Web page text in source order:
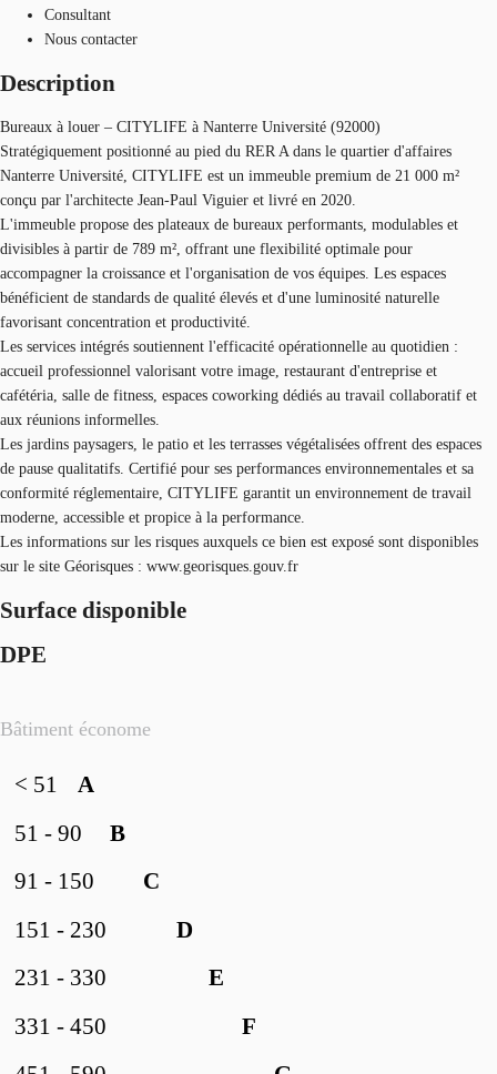
Consultant
Nous contacter
Description
Bureaux à louer – CITYLIFE à Nanterre Université (92000)
Stratégiquement positionné au pied du RER A dans le quartier d'affaires
Nanterre Université, CITYLIFE est un immeuble premium de 21 000 m²
conçu par l'architecte Jean-Paul Viguier et livré en 2020.
L'immeuble propose des plateaux de bureaux performants, modulables et
divisibles à partir de 789 m², offrant une flexibilité optimale pour
accompagner la croissance et l'organisation de vos équipes. Les espaces
bénéficient de standards de qualité élevés et d'une luminosité naturelle
favorisant concentration et productivité.
Les services intégrés soutiennent l'efficacité opérationnelle au quotidien :
accueil professionnel valorisant votre image, restaurant d'entreprise et
cafétéria, salle de fitness, espaces coworking dédiés au travail collaboratif et
aux réunions informelles.
Les jardins paysagers, le patio et les terrasses végétalisées offrent des espaces
de pause qualitatifs. Certifié pour ses performances environnementales et sa
conformité réglementaire, CITYLIFE garantit un environnement de travail
moderne, accessible et propice à la performance.
Les informations sur les risques auxquels ce bien est exposé sont disponibles
sur le site Géorisques : www.georisques.gouv.fr
Surface disponible
DPE
Bâtiment économe
A
< 51
B
51 - 90
C
91 - 150
D
151 - 230
E
231 - 330
F
331 - 450